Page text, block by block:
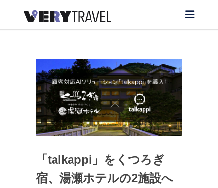
「talkappi」をくつろぎ
宿、湯瀬ホテルの2施設へ